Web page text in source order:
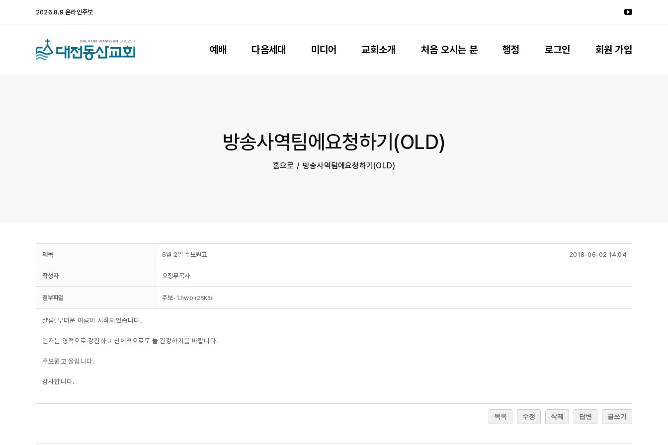
2026.8.9 온라인주보
예배 다음세대 미디어 교회소개 처음 오시는 분 행정 로그인 회원 가입
방송사역팀에요청하기(OLD)
홈으로 방송사역팀에요청하기(OLD)
제목 6월 2일 주보원고 2018-06-02 14:04
작성자 오정무목사
첨부파일 주보-1.hwp (25KB)
샬롬! 무더운 여름이 시작되었습니다.
먼저는 영적으로 강건하고 신체젹으로도 늘 건강하기를 바랍니다.
주보원고 올립니다.
감사합니다.
목록 수정 삭제 답변 글쓰기